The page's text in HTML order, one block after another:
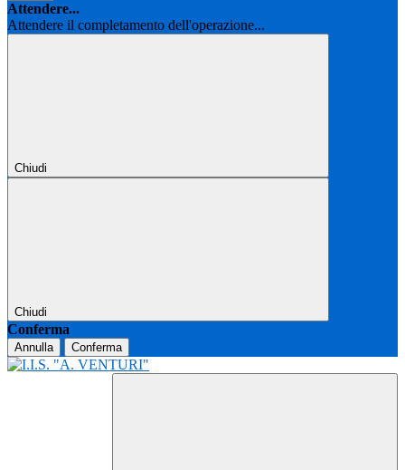
Attendere...
Attendere il completamento dell'operazione...
Chiudi
Chiudi
Conferma
Annulla Conferma